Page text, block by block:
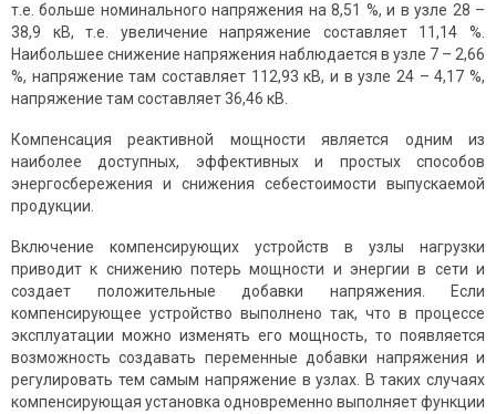
т.е. больше номинального напряжения на 8,51 %, и в узле 28 –
38,9 кВ, т.е. увеличение напряжение составляет 11,14 %.
Наибольшее снижение напряжения наблюдается в узле 7 – 2,66
%, напряжение там составляет 112,93 кВ, и в узле 24 – 4,17 %,
напряжение там составляет 36,46 кВ.
Компенсация реактивной мощности является одним из
наиболее доступных, эффективных и простых способов
энергосбережения и снижения себестоимости выпускаемой
продукции.
Включение компенсирующих устройств в узлы нагрузки
приводит к снижению потерь мощности и энергии в сети и
создает положительные добавки напряжения. Если
компенсирующее устройство выполнено так, что в процессе
эксплуатации можно изменять его мощность, то появляется
возможность создавать переменные добавки напряжения и
регулировать тем самым напряжение в узлах. В таких случаях
компенсирующая установка одновременно выполняет функции